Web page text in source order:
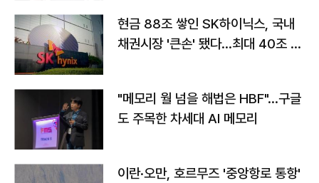
현금 88조 쌓인 SK하이닉스, 국내
채권시장 '큰손' 됐다…최대 40조 투
"메모리 월 넘을 해법은 HBF"…구글
도 주목한 차세대 AI 메모리
이란·오만, 호르무즈 '중앙항로 통항'